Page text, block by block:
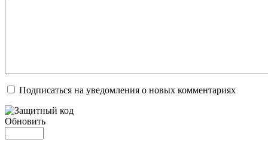
Подписаться на уведомления о новых комментариях
Обновить